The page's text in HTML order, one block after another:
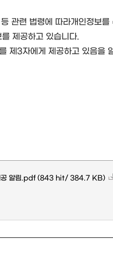
관련 법령에 따라개인정보
제공하고 있습니다.
제3자에게 제공하고 있음을
공 알림.pdf (843 hit/ 384.7 KB)